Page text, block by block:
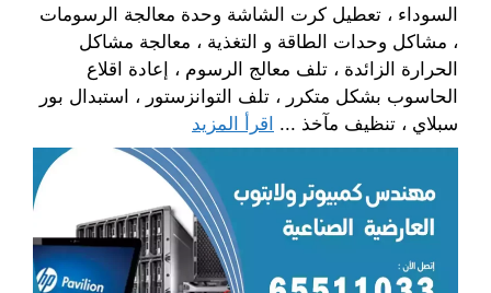
السوداء ، تعطيل كرت الشاشة وحدة معالجة الرسومات
، مشاكل وحدات الطاقة و التغذية ، معالجة مشاكل
الحرارة الزائدة ، تلف معالج الرسوم ، إعادة اقلاع
الحاسوب بشكل متكرر ، تلف التوانزستور ، استبدال بور
سبلاي ، تنظيف مآخذ ... اقرأ المزيد